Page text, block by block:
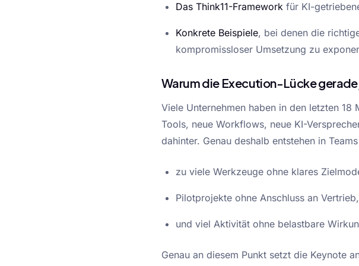
Das Think11-Framework für KI-
Konkrete Beispiele, bei denen die
kompromissloser Umsetzung zu
Warum die Execution-Lücke
Viele Unternehmen haben in den letzten
Tools, neue Workflows, neue KI-
dahinter. Genau deshalb entstehen in
zu viele Werkzeuge ohne klares
Pilotprojekte ohne Anschluss an
und viel Aktivität ohne belastbare
Genau an diesem Punkt setzt die Keynote